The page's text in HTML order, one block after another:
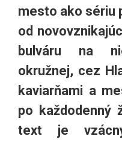
mesto ako sériu
od
bulváru na
okružnej, cez
kaviarňami a
po každodenný
text je